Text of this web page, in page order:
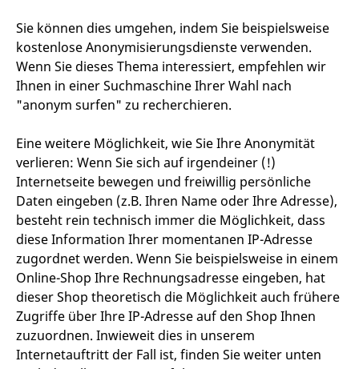
Sie können dies umgehen, indem Sie beispielsweise
kostenlose Anonymisierungsdienste verwenden.
Wenn Sie dieses Thema interessiert, empfehlen wir
Ihnen in einer Suchmaschine Ihrer Wahl nach
"anonym surfen" zu recherchieren.
Eine weitere Möglichkeit, wie Sie Ihre Anonymität
verlieren: Wenn Sie sich auf irgendeiner (!)
Internetseite bewegen und freiwillig persönliche
Daten eingeben (z.B. Ihren Name oder Ihre Adresse),
besteht rein technisch immer die Möglichkeit, dass
diese Information Ihrer momentanen IP-Adresse
zugordnet werden. Wenn Sie beispielsweise in einem
Online-Shop Ihre Rechnungsadresse eingeben, hat
dieser Shop theoretisch die Möglichkeit auch frühere
Zugriffe über Ihre IP-Adresse auf den Shop Ihnen
zuzuordnen. Inwieweit dies in unserem
Internetauftritt der Fall ist, finden Sie weiter unten